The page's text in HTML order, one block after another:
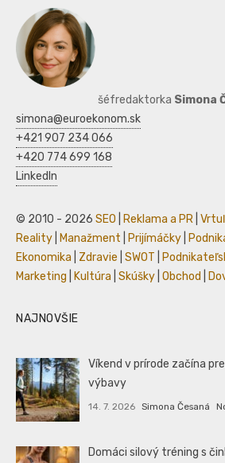
šéfredaktorka Simona
simona@euroekonom.sk
+421 907 234 066
+420 774 699 168
LinkedIn
© 2010 - 2026 SEO Reklama a PR
Reality
Manažment Prijímáčky
Ekonomika
Zdravie SWOT
Marketing
Kultúra Skúšky Obchod
NAJNOVŠIE
Víkend v prírode začína
výbavy
14. 7. 2026 Simona Česaná
Domáci silový tréning s